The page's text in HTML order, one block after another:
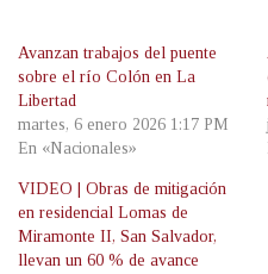
Avanzan trabajos del puente
sobre el río Colón en La
Libertad
martes, 6 enero 2026 1:17 PM
En «Nacionales»
VIDEO | Obras de mitigación
en residencial Lomas de
Miramonte II, San Salvador,
llevan un 60 % de avance